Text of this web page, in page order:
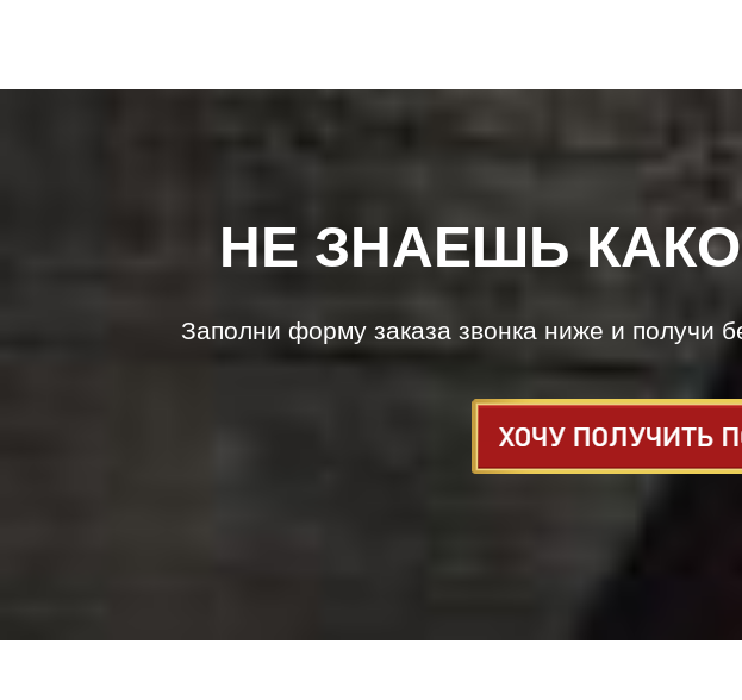
НЕ ЗНАЕШЬ
Заполни форму заказа звонка ниже и получи